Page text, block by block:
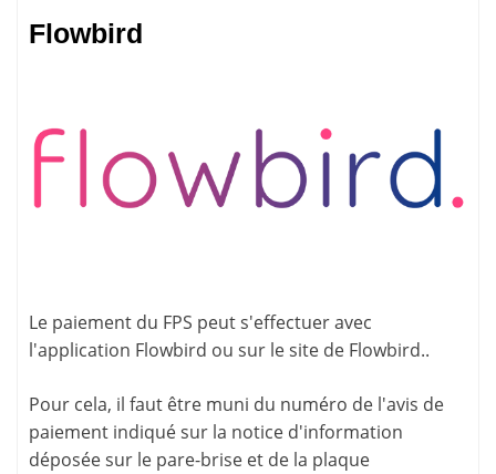
Flowbird
Le paiement du FPS peut s'effectuer avec
l'application Flowbird ou sur le site de Flowbird..
Pour cela, il faut être muni du numéro de l'avis de
paiement indiqué sur la notice d'information
déposée sur le pare-brise et de la plaque